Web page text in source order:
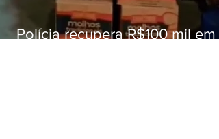
Polícia recupera R$100 mil em